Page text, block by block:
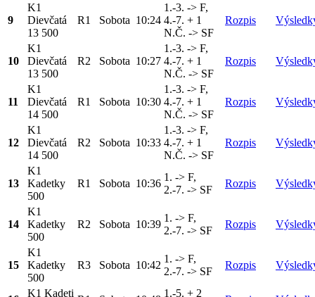
9
K1
Dievčatá
13 500
R1 Sobota 10:24
1.-3. -> F,
4.-7. + 1
N.Č. -> SF
Rozpis
10
K1
Dievčatá
13 500
R2 Sobota 10:27
1.-3. -> F,
4.-7. + 1
N.Č. -> SF
Rozpis
11
K1
Dievčatá
14 500
R1 Sobota 10:30
1.-3. -> F,
4.-7. + 1
N.Č. -> SF
Rozpis
12
K1
Dievčatá
14 500
R2 Sobota 10:33
1.-3. -> F,
4.-7. + 1
N.Č. -> SF
Rozpis
13
K1
Kadetky
500
R1 Sobota 10:36
1. -> F,
2.-7. -> SF
Rozpis
14
K1
Kadetky
500
R2 Sobota 10:39
1. -> F,
2.-7. -> SF
Rozpis
15
K1
Kadetky
500
R3 Sobota 10:42
1. -> F,
2.-7. -> SF
Rozpis
K1 Kadeti 1.-5. + 2